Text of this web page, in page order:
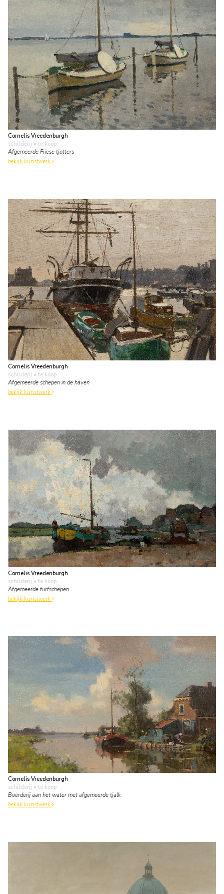
Cornelis Vreedenburgh
schilderij • te koop
Afgemeerde Friese tjotters
bekijk kunstwerk
Cornelis Vreedenburgh
schilderij • te koop
Afgemeerde schepen in de haven
bekijk kunstwerk
Cornelis Vreedenburgh
schilderij • te koop
Afgemeerde turfschepen
bekijk kunstwerk
Cornelis Vreedenburgh
schilderij • te koop
Boerderij aan het water met afgemeerde tjalk
bekijk kunstwerk